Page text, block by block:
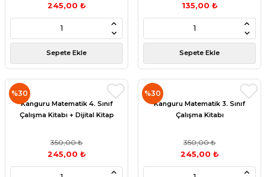
245,00 ₺
Sepete Ekle
135,00 ₺
Sepete Ekle
%30
Kanguru Matematik 4. Sınıf
Çalışma Kitabı + Dijital Kitap
350,00 ₺
245,00 ₺
%30
Kanguru Matematik 3. Sınıf
Çalışma Kitabı
350,00 ₺
245,00 ₺